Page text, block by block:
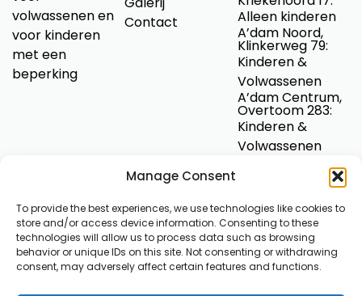
Manage Consent
To provide the best experiences, we use technologies like cookies to
store and/or access device information. Consenting to these
technologies will allow us to process data such as browsing
behavior or unique IDs on this site. Not consenting or withdrawing
consent, may adversely affect certain features and functions.
volwassenen en
voor kinderen
met een
beperking
Contact
Alleen kinderen
A’dam Noord,
Klinkerweg 79:
Kinderen &
Volwassenen
A’dam Centrum,
Overtoom 283:
Kinderen &
Volwassenen
Mirandalaan 9:
Volwassenen
Als je iets ziet of ervaart dat niet in orde is, praat er dan
met ons over of meld het door op de onderstaande link te